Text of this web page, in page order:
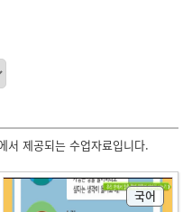
서 제공되는 수업자료입니다.
국어